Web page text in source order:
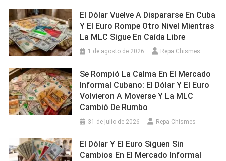
El Dólar Vuelve A Dispararse En Cuba
Y El Euro Rompe Otro Nivel Mientras
La MLC Sigue En Caída Libre
1 de agosto de 2026 Repa Chismes
Se Rompió La Calma En El Mercado
Informal Cubano: El Dólar Y El Euro
Volvieron A Moverse Y La MLC
Cambió De Rumbo
31 de julio de 2026 Repa Chismes
El Dólar Y El Euro Siguen Sin
Cambios En El Mercado Informal